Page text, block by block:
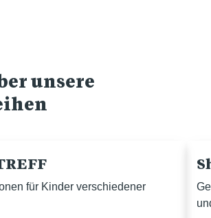
unsere
für Kinder verschiedener